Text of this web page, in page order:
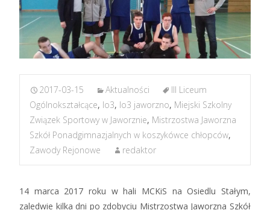
2017-03-15 Aktualności
III Liceum
Ogólnokształcące, lo3, lo3 jaworzno, Miejski Szkolny
Związek Sportowy w Jaworznie, Mistrzostwa Jaworzna
Szkół Ponadgimnazjalnych w koszykówce chłopców,
Zawody Rejonowe
redaktor
14 marca 2017 roku w hali MCKiS na Osiedlu Stałym,
zaledwie kilka dni po zdobyciu Mistrzostwa Jaworzna Szkół